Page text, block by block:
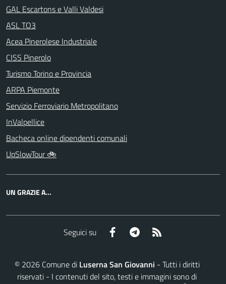
GAL Escartons e Valli Valdesi
ASL TO3
Acea Pinerolese Industriale
CISS Pinerolo
Turismo Torino e Provincia
ARPA Piemonte
Servizio Ferroviario Metropolitano
InValpellice
Bacheca online dipendenti comunali
UpSlowTour 🚲
UN GRAZIE A...
Seguici su Facebook Telegram
© 2026Comune di Luserna San Giovanni - Tutti i diritti
riservati - I contenuti del sito, testi e immagini sono di